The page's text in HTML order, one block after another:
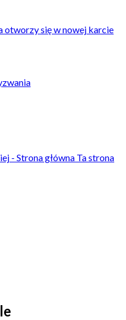
otworzy się w nowej karcie
Ta strona